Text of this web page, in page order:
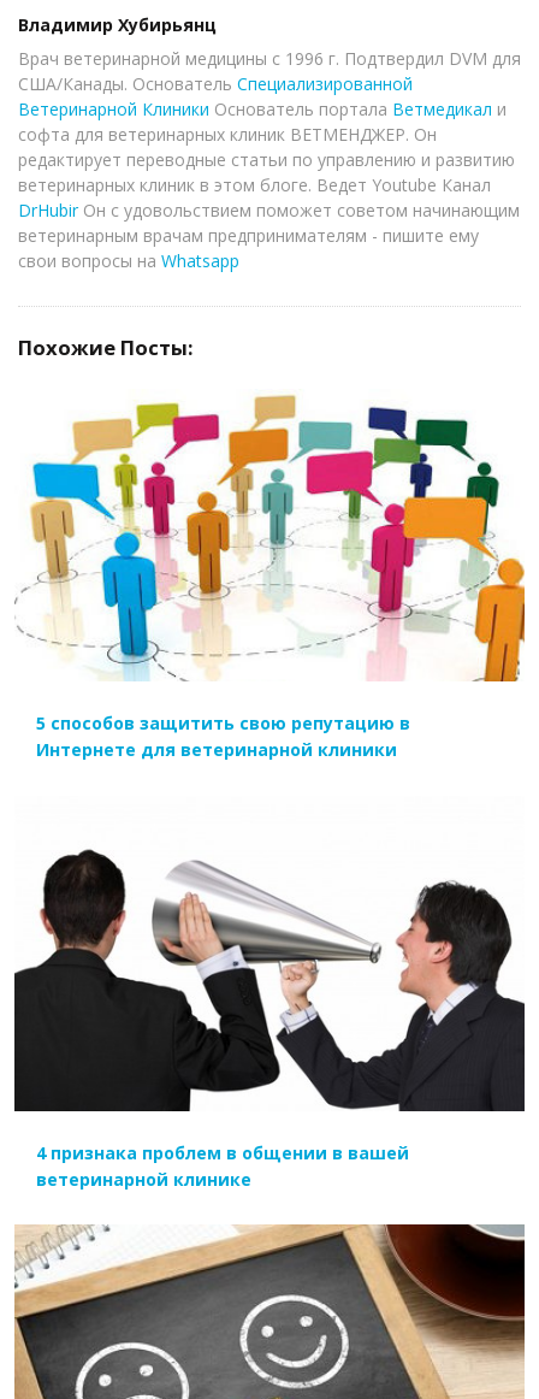
Author
Владимир Хубирьянц
Врач ветеринарной медицины с 1996 г. Подтвердил DVM для
США/Канады. Основатель Специализированной
Ветеринарной Клиники Основатель портала Ветмедикал и
софта для ветеринарных клиник ВЕТМЕНДЖЕР. Он
редактирует переводные статьи по управлению и развитию
ветеринарных клиник в этом блоге. Ведет Youtube Канал
DrHubirОн с удовольствием поможет советом начинающим
ветеринарным врачам предпринимателям - пишите ему
свои вопросы на Whatsapp
Похожие Посты:
ЧИТАТЬ ДАЛЕЕ
5 способов защитить свою репутацию в
Интернете для ветеринарной клиники
ЧИТАТЬ ДАЛЕЕ
4 признака проблем в общении в вашей
ветеринарной клинике
ЧИТАТЬ ДАЛЕЕ